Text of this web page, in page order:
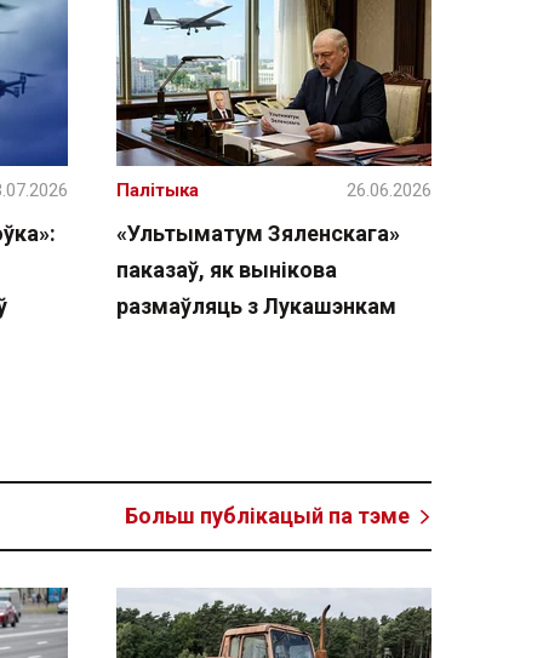
«Ультыматум Зяленскага»
паказаў, як вынікова
размаўляць з Лукашэнкам
Палітыка 26.06.2026
Больш публікацый па тэме